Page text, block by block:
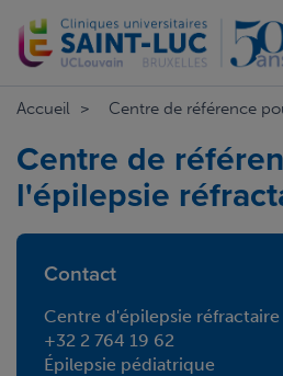
au
contenu
Accueil Centre de référence
Centre de
l'épilepsie
Contact
Centre d'épilepsie réfractaire
+32 2 764 19 62
Épilepsie pédiatrique